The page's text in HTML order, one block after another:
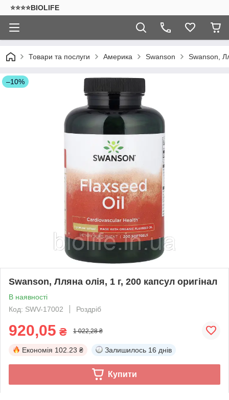
⭐⭐⭐⭐BIOLIFE
Товари та послуги Америка Swanson Swanson,
–10%
Swanson, Лляна олія, 1 г, 200 капсул оригінал
В наявності
Код: SWV-17002
Роздріб
920,05 ₴ 1 022,28 ₴
Економія 102.23 ₴ Залишилось 16 днів
Купити